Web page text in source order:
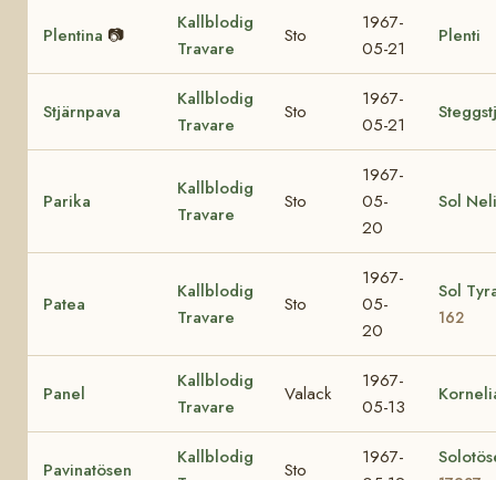
Plentina 📷
Kallblodig
Travare
Sto
1967-
05-21
Plenti
Stjärnpava
Kallblodig
Travare
Sto
1967-
05-21
Parika
Kallblodig
Travare
Sto
1967-
05-
20
Sol Neli
Patea
Kallblodig
Travare
Sto
1967-
05-
20
Sol
162
Panel
Kallblodig
Travare
Valack
1967-
05-13
Pavinatösen
Kallblodig
Sto
1967-